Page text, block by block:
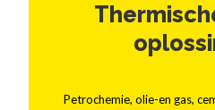
Petrochemie, olie-en gas,